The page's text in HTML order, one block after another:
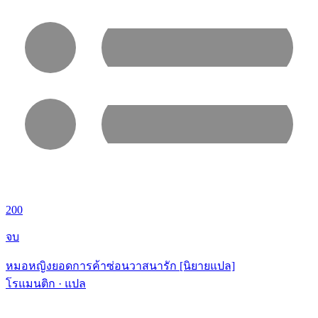
200
จบ
หมอหญิงยอดการค้าซ่อนวาสนารัก [นิยายแปล]
โรแมนติก · แปล